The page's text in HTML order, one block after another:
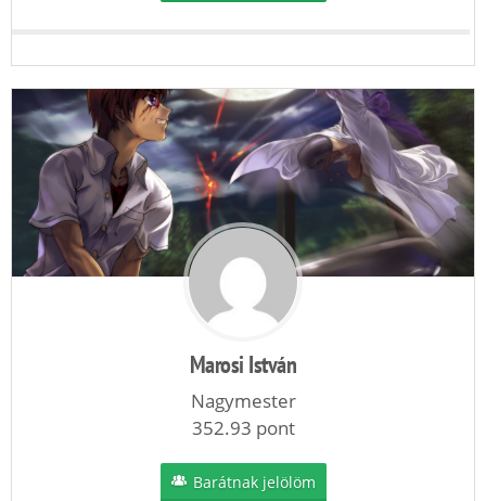
Marosi István
Nagymester
352.93 pont
Barátnak jelölöm